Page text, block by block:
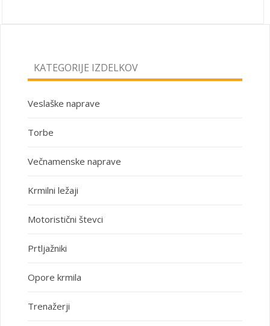
KATEGORIJE IZDELKOV
Veslaške naprave
Torbe
Večnamenske naprave
Krmilni ležaji
Motoristični števci
Prtljažniki
Opore krmila
Trenažerji